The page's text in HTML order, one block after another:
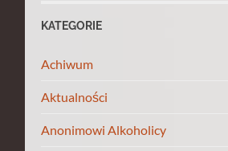
KATEGORIE
Achiwum
Aktualności
Anonimowi Alkoholicy